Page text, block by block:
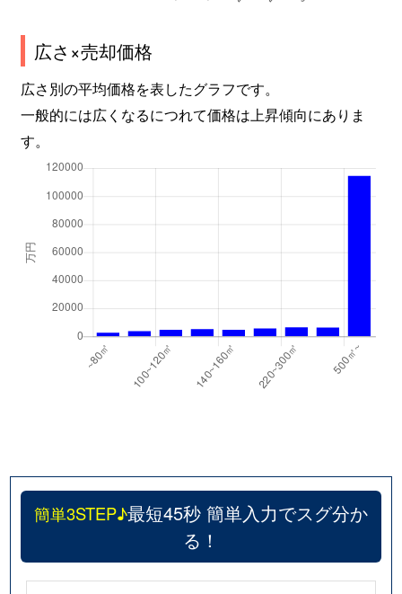
広さ×売却価格
広さ別の平均価格を表したグラフです。
一般的には広くなるにつれて価格は上昇傾向にありま
す。
簡単3STEP♪最短45秒 簡単入力でスグ分か
る！